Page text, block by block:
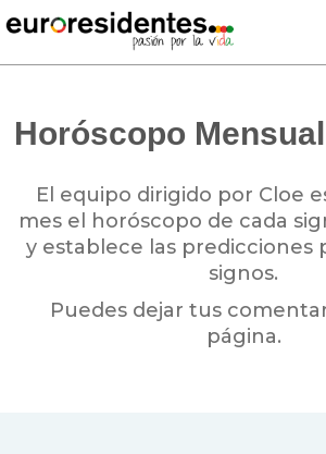
Horóscopo Mensual
El equipo dirigido por Cloe
mes el horóscopo de cada
y establece las predicciones
signos.
Puedes dejar tus
página.